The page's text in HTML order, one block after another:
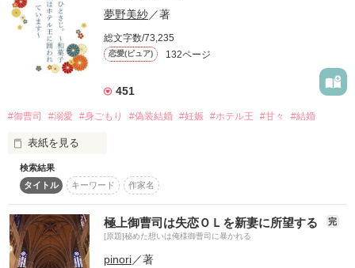
＊＊＊＊＊
2022.2.1〜2022.2.4
どうしてこうなったのか
自分でもわかりません
夢野美紗／著
総文字数/73,235
恋愛(ピュア) 132ページ
451
#御曹司 #溺愛 #身ごもり #偽装結婚 #妊娠 #ホテル王 #甘々 #結婚
表紙を見る
実家の立ち退きを強いられた和菓子屋の娘、浅見小春ｱｻﾐｺﾊﾙ
（24）
×
小春をずっと見守り続けていたホテル王　高城湊ﾀｶｼﾛﾐﾅﾄ
（32）
検索結果
タイトル
キーワード 作家名
極上御曹司は失恋ＯＬを新妻に所望する 完
[原題]秘めた想いは俺様御曹司に暴かれる
pinori／著